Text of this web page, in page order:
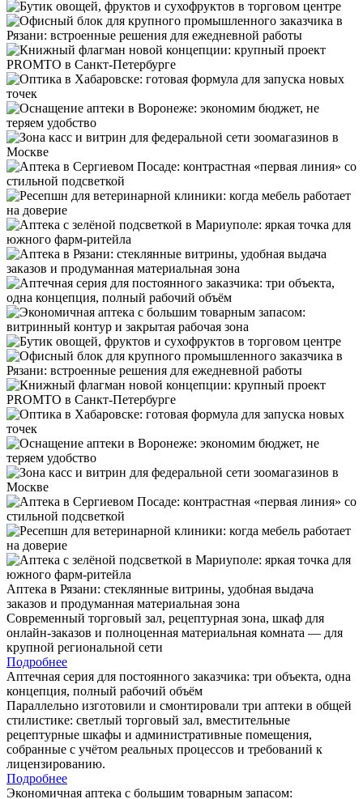
Аптека в Рязани: стеклянные витрины, удобная выдача
заказов и продуманная материальная зона
Современный торговый зал, рецептурная зона, шкаф для
онлайн-заказов и полноценная материальная комната — для
крупной региональной сети
Подробнее
Аптечная серия для постоянного заказчика: три объекта, одна
концепция, полный рабочий объём
Параллельно изготовили и смонтировали три аптеки в общей
стилистике: светлый торговый зал, вместительные
рецептурные шкафы и административные помещения,
собранные с учётом реальных процессов и требований к
лицензированию.
Подробнее
Экономичная аптека с большим товарным запасом: